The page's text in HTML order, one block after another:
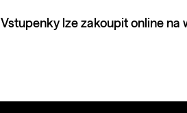
Vstupenky lze zakoupit online na